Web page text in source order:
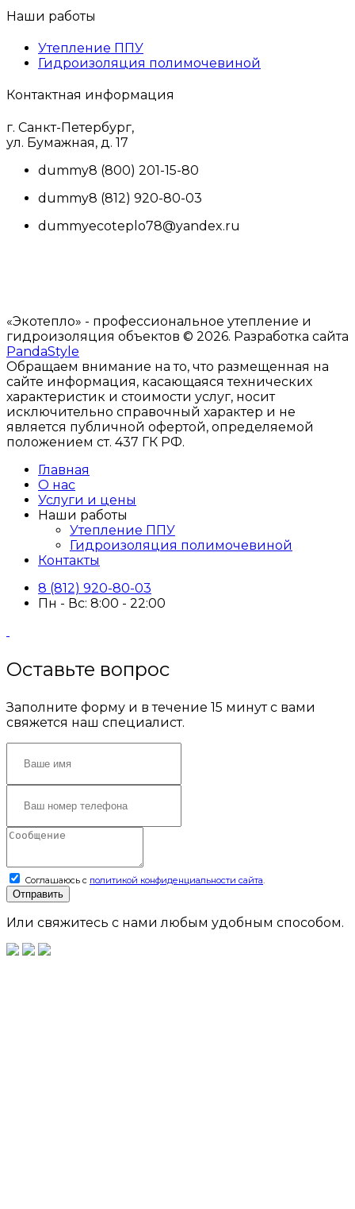
Наши работы
Утепление ППУ
Гидроизоляция полимочевиной
Контактная информация
г. Санкт-Петербург,
ул. Бумажная, д. 17
dummy8 (800) 201-15-80
dummy8 (812) 920-80-03
dummyecoteplo78@yandex.ru
«Экотепло» - профессиональное утепление и
гидроизоляция объектов © 2026. Разработка сайта
PandaStyle
Обращаем внимание на то, что размещенная на
сайте информация, касающаяся технических
характеристик и стоимости услуг, носит
исключительно справочный характер и не
является публичной офертой, определяемой
положением ст. 437 ГК РФ.
Главная
О нас
Услуги и цены
Наши работы
Утепление ППУ
Гидроизоляция полимочевиной
Контакты
8 (812) 920-80-03
Пн - Вс: 8:00 - 22:00
Оставьте вопрос
Заполните форму и в течение 15 минут с вами
свяжется наш специалист.
Соглашаюсь с политикой конфиденциальности сайта
Отправить
Или свяжитесь с нами любым удобным способом.